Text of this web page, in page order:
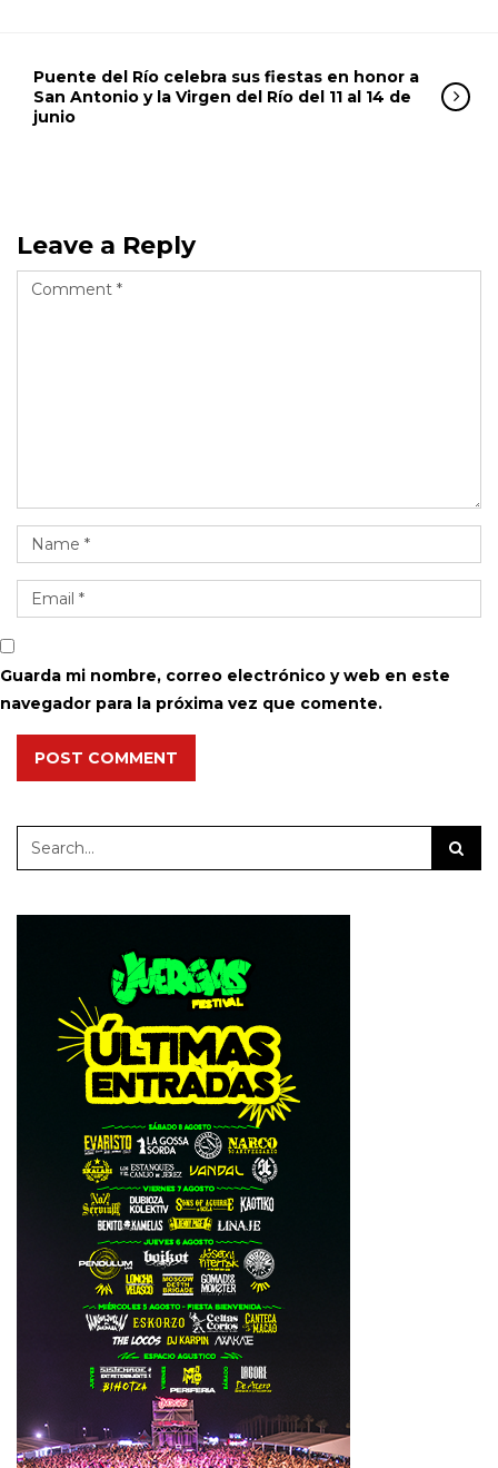
Puente del Río celebra sus fiestas en honor a
San Antonio y la Virgen del Río del 11 al 14 de
junio
Leave a Reply
Guarda mi nombre, correo electrónico y web en este
navegador para la próxima vez que comente.
POST COMMENT